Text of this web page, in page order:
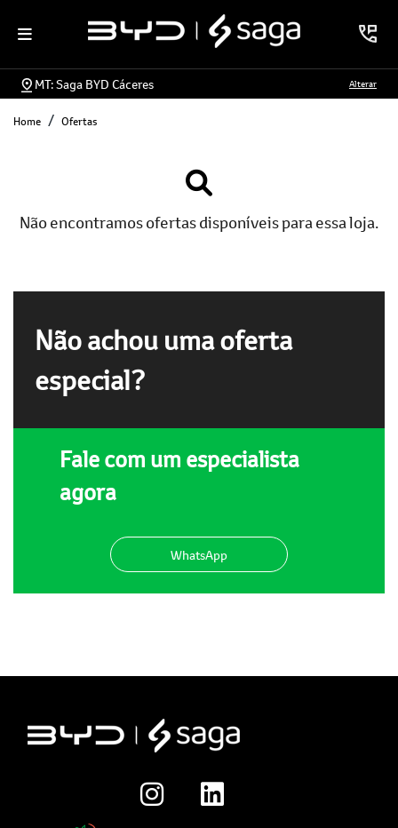
MT: Saga BYD Cáceres Alterar
Home Ofertas
Não encontramos ofertas disponíveis para essa loja.
Não achou uma oferta
especial?
Fale com um especialista
agora
WhatsApp